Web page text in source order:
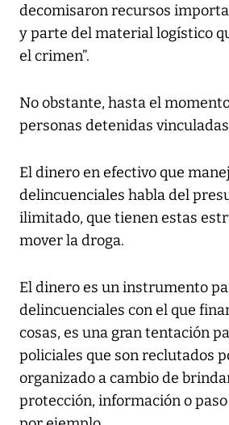
decomisaron recursos
y parte del material logístico
el crimen”.
No obstante, hasta el
personas detenidas
El dinero en efectivo que
delincuenciales habla del
ilimitado, que tienen estas
mover la droga.
El dinero es un instrumento
delincuenciales con el que
cosas, es una gran tentación
policiales que son reclutados
organizado a cambio de
protección, información o